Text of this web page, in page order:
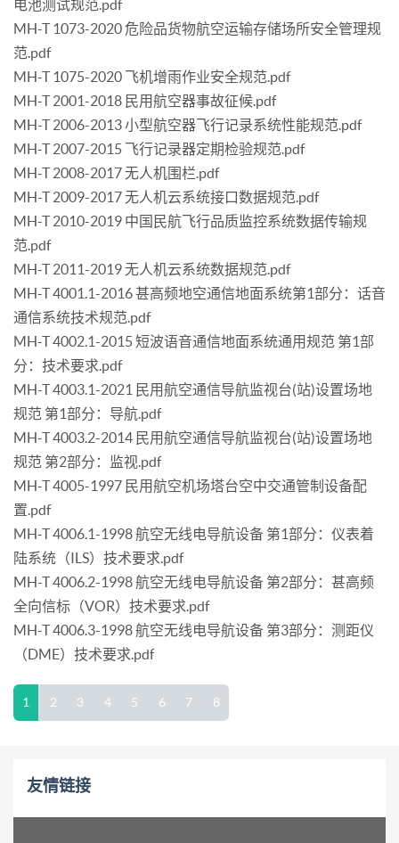
电池测试规范.pdf
MH-T 1073-2020 危险品货物航空运输存储场所安全管理规
范.pdf
MH-T 1075-2020 飞机增雨作业安全规范.pdf
MH-T 2001-2018 民用航空器事故征候.pdf
MH-T 2006-2013 小型航空器飞行记录系统性能规范.pdf
MH-T 2007-2015 飞行记录器定期检验规范.pdf
MH-T 2008-2017 无人机围栏.pdf
MH-T 2009-2017 无人机云系统接口数据规范.pdf
MH-T 2010-2019 中国民航飞行品质监控系统数据传输规
范.pdf
MH-T 2011-2019 无人机云系统数据规范.pdf
MH-T 4001.1-2016 甚高频地空通信地面系统第1部分：话音
通信系统技术规范.pdf
MH-T 4002.1-2015 短波语音通信地面系统通用规范 第1部
分：技术要求.pdf
MH-T 4003.1-2021 民用航空通信导航监视台(站)设置场地
规范 第1部分：导航.pdf
MH-T 4003.2-2014 民用航空通信导航监视台(站)设置场地
规范 第2部分：监视.pdf
MH-T 4005-1997 民用航空机场塔台空中交通管制设备配
置.pdf
MH-T 4006.1-1998 航空无线电导航设备 第1部分：仪表着
陆系统（ILS）技术要求.pdf
MH-T 4006.2-1998 航空无线电导航设备 第2部分：甚高频
全向信标（VOR）技术要求.pdf
MH-T 4006.3-1998 航空无线电导航设备 第3部分：测距仪
（DME）技术要求.pdf
1 2 3 4 5 6 7 8
友情链接